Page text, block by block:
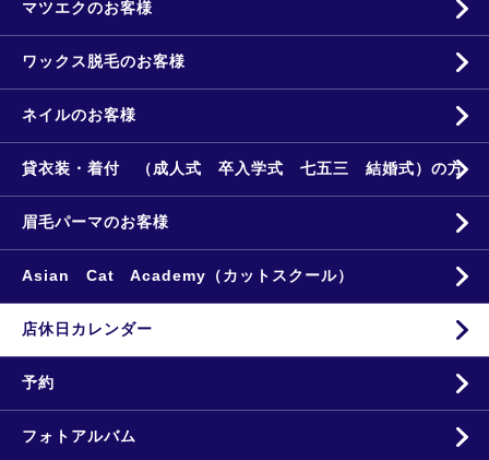
マツエクのお客様
ワックス脱毛のお客様
ネイルのお客様
貸衣装・着付 （成人式 卒入学式 七五三 結婚式）の方
眉毛パーマのお客様
Asian Cat Academy（カットスクール）
店休日カレンダー
予約
フォトアルバム